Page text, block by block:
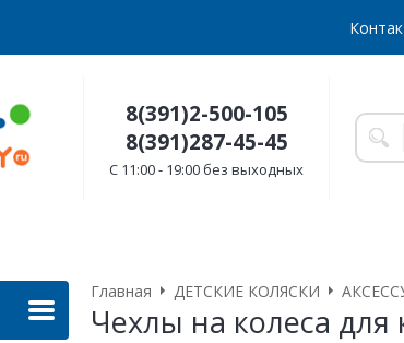
8(391)2-500-105
8(391)287-45-45
C 11:00 - 19:00 без выходных
Главная ДЕТСКИЕ КОЛЯСКИ
Чехлы на колеса для